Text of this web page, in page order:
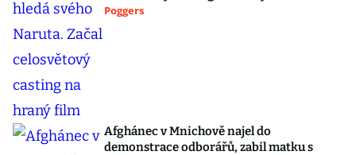
Poggers
Afghánec v Mnichově najel do
demonstrace odborářů, zabil matku s